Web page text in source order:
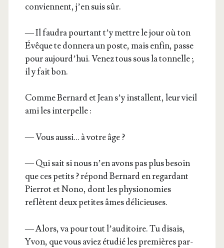
conviennent, j’en suis sûr.
— Il fau­dra pour­tant t’y mettre le jour où ton
Évêque te don­ne­ra un poste, mais enfin, passe
pour aujourd’hui. Venez tous sous la ton­nelle ;
il y fait bon.
Comme Ber­nard et Jean s’y ins­tallent, leur vieil
ami les interpelle :
— Vous aus­si… à votre âge ?
— Qui sait si nous n’en avons pas plus besoin
que ces petits ? répond Ber­nard en regar­dant
Pier­rot et Nono, dont les phy­sio­no­mies
reflètent deux petites âmes délicieuses.
— Alors, va pour tout l’auditoire. Tu disais,
Yvon, que vous aviez étu­dié les pre­mières par­